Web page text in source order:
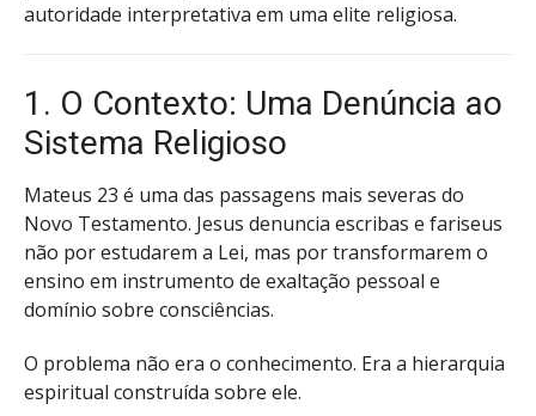
autoridade interpretativa em uma elite religiosa.
1. O Contexto: Uma Denúncia ao
Sistema Religioso
Mateus 23 é uma das passagens mais severas do
Novo Testamento. Jesus denuncia escribas e fariseus
não por estudarem a Lei, mas por transformarem o
ensino em instrumento de exaltação pessoal e
domínio sobre consciências.
O problema não era o conhecimento. Era a hierarquia
espiritual construída sobre ele.